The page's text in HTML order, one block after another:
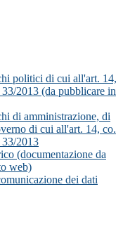
politici di cui all'art. 14,
2013 (da pubblicare in
di amministrazione, di
di cui all'art. 14, co.
2013
(documentazione da
web)
dei dati